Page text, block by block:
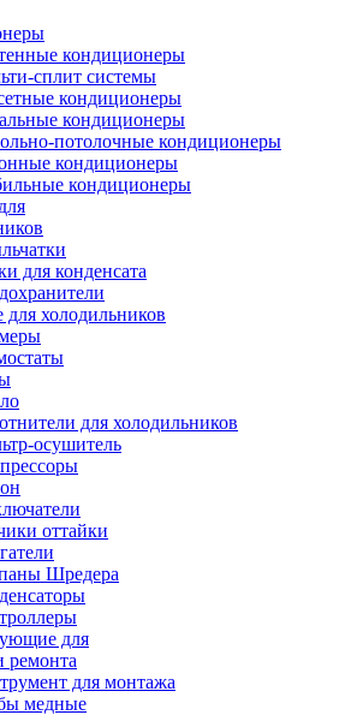
кондиционеры
сплит системы
кондиционеры
кондиционеры
потолочные кондиционеры
кондиционеры
кондиционеры
для конденсата
для холодильников
для холодильников
осушитель
оттайки
Шредера
для
ремонта
для монтажа
медные